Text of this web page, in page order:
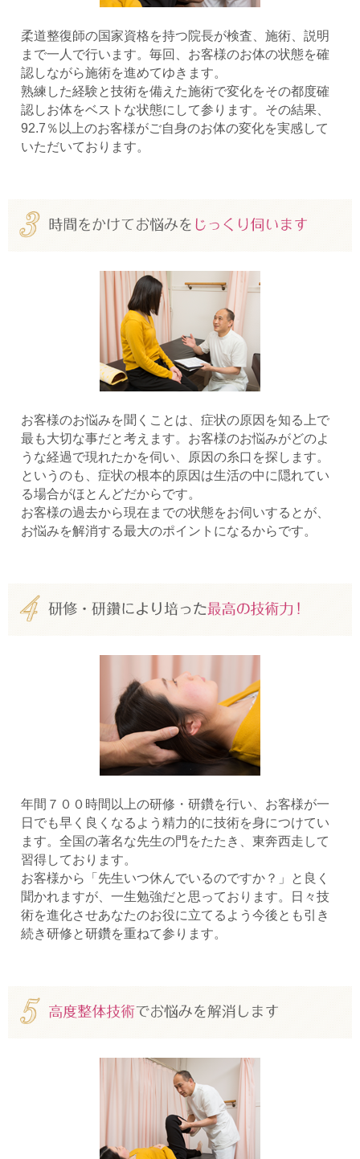
柔道整復師の国家資格を持つ院長が検査、施術、説明
まで一人で行います。毎回、お客様のお体の状態を確
認しながら施術を進めてゆきます。
熟練した経験と技術を備えた施術で変化をその都度確
認しお体をベストな状態にして参ります。その結果、
92.7％以上のお客様がご自身のお体の変化を実感して
いただいております。
お客様のお悩みを聞くことは、症状の原因を知る上で
最も大切な事だと考えます。お客様のお悩みがどのよ
うな経過で現れたかを伺い、原因の糸口を探します。
というのも、症状の根本的原因は生活の中に隠れてい
る場合がほとんどだからです。
お客様の過去から現在までの状態をお伺いするとが、
お悩みを解消する最大のポイントになるからです。
年間７００時間以上の研修・研鑽を行い、お客様が一
日でも早く良くなるよう精力的に技術を身につけてい
ます。全国の著名な先生の門をたたき、東奔西走して
習得しております。
お客様から「先生いつ休んでいるのですか？」と良く
聞かれますが、一生勉強だと思っております。日々技
術を進化させあなたのお役に立てるよう今後とも引き
続き研修と研鑽を重ねて参ります。